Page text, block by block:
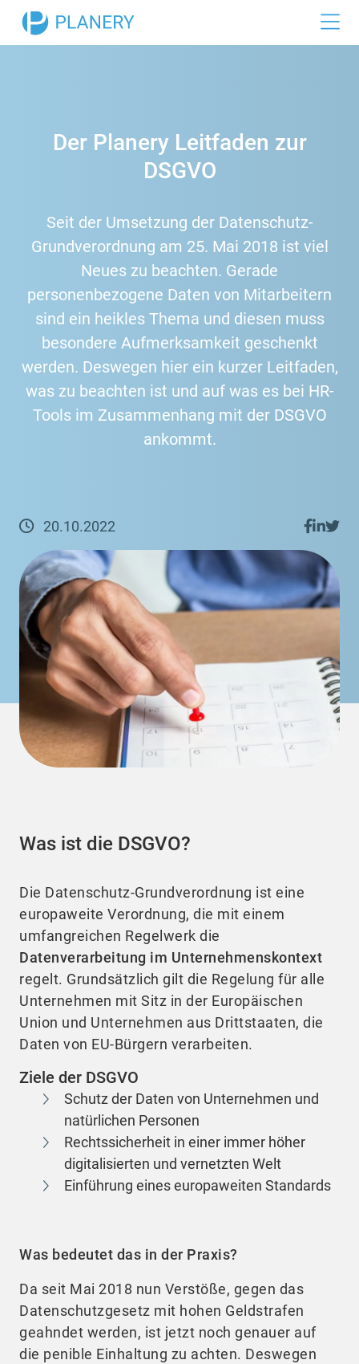
Urlaubsplan
Einzelhandel
Büro
Medizin
Referenzen
Der Planery Leitfaden zur
DSGVO
Seit der Umsetzung der Datenschutz-
Grundverordnung am 25. Mai 2018 ist viel
Neues zu beachten. Gerade
personenbezogene Daten von Mitarbeitern
sind ein heikles Thema und diesen muss
besondere Aufmerksamkeit geschenkt
werden. Deswegen hier ein kurzer Leitfaden,
was zu beachten ist und auf was es bei HR-
Tools im Zusammenhang mit der DSGVO
ankommt.
20.10.2022
Was ist die DSGVO?
Die Datenschutz-Grundverordnung ist eine
europaweite Verordnung, die mit einem
umfangreichen Regelwerk die
Datenverarbeitung im Unternehmenskontext
regelt. Grundsätzlich gilt die Regelung für alle
Unternehmen mit Sitz in der Europäischen
Union und Unternehmen aus Drittstaaten, die
Daten von EU-Bürgern verarbeiten.
Ziele der DSGVO
Schutz der Daten von Unternehmen und
natürlichen Personen
Rechtssicherheit in einer immer höher
digitalisierten und vernetzten Welt
Einführung eines europaweiten Standards
Was bedeutet das in der Praxis?
Da seit Mai 2018 nun Verstöße, gegen das
Datenschutzgesetz mit hohen Geldstrafen
geahndet werden, ist jetzt noch genauer auf
die penible Einhaltung zu achten. Deswegen